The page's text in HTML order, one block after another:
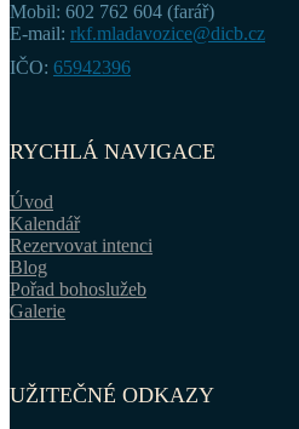
Mobil: 602 762 604 (farář)
E-mail: rkf.mladavozice@dicb.cz
IČO: 65942396
RYCHLÁ NAVIGACE
Úvod
Kalendář
Rezervovat intenci
Blog
Pořad bohoslužeb
Galerie
UŽITEČNÉ ODKAZY